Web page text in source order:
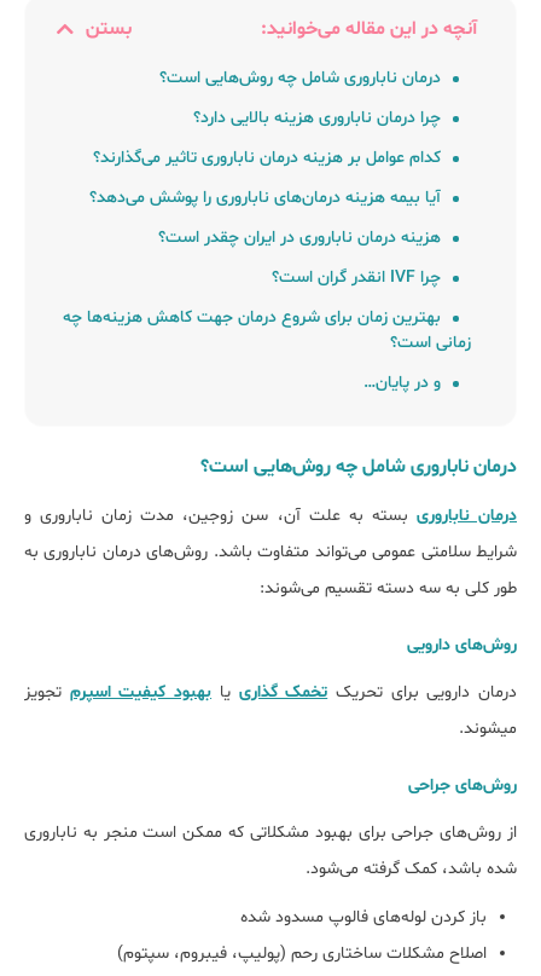
آنچه در این مقاله می‌خوانید: بستن
درمان ناباروری شامل چه روش‌هایی است؟
چرا درمان ناباروری هزینه بالایی دارد؟
کدام عوامل بر هزینه درمان ناباروری تاثیر می‌گذارند؟
آیا بیمه هزینه درمان‌های ناباروری را پوشش می‌‎دهد؟
هزینه درمان ناباروری در ایران چقدر است؟
چرا IVF انقدر گران است؟
بهترین زﻣﺎن ﺑﺮای ﺷﺮوع درﻣﺎن ﺟﻬﺖ کاهش ﻫﺰﯾﻨﻪ‎ﻫﺎ چه
زمانی اﺳﺖ؟
و در پایان…
درمان ناباروری شامل چه روش‌هایی است؟
درمان ناباروری بسته به علت آن، سن زوجین، مدت زمان ناباروری و
شرایط سلامتی عمومی می‌تواند متفاوت باشد. روش‌های درمان ناباروری به
طور کلی به سه دسته تقسیم می‌شوند:
روش‌های دارویی
درمان دارویی برای تحریک تخمک گذاری یا بهبود کیفیت اسپرم تجویز
می‎شوند.
روش‌های جراحی
از روش‌های جراحی برای بهبود مشکلاتی که ممکن است منجر به ناباروری
شده باشد، کمک گرفته می‎‌شود.
باز کردن لوله‌های فالوپ مسدود شده
اصلاح مشکلات ساختاری رحم (پولیپ، فیبروم، سپتوم)